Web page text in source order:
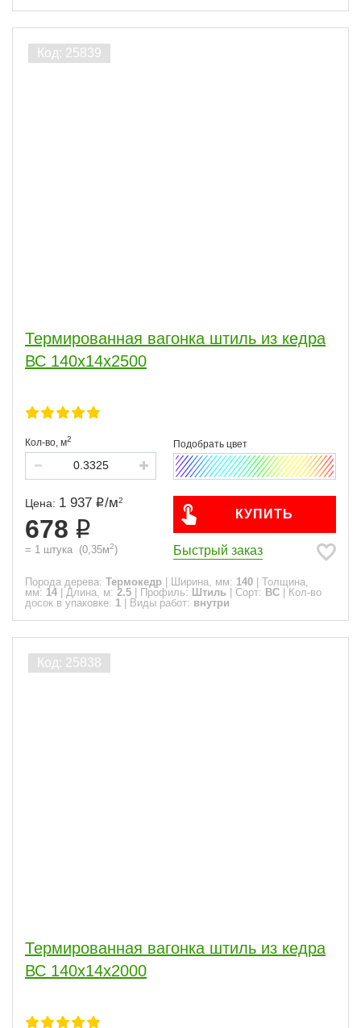
Термированная вагонка штиль из кедра
ВС 140х14х2500
Кол-во, м2
Цена: 1 937 /м2
678
= 1 штука (0,35м2)
КУПИТЬ
Быстрый заказ
Порода дерева: Термокедр Ширина, мм: 140
Толщина,
мм: 14 Длина, м: 2.5 Профиль: Штиль Сорт: ВС
Кол-во
досок в упаковке: 1 Виды работ: внутри
Термированная вагонка штиль из кедра
ВС 140х14х2000